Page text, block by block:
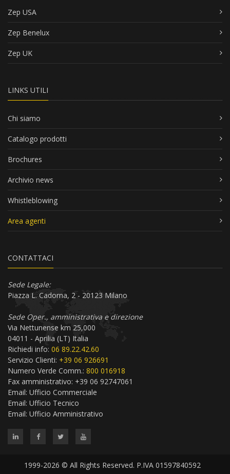
Zep USA
Zep Benelux
Zep UK
LINKS UTILI
Chi siamo
Catalogo prodotti
Brochures
Archivio news
Whistleblowing
Area agenti
CONTATTACI
Sede Legale:
Piazza L. Cadorna, 2 - 20123 Milano
Sede Oper., amministrativa e direzione
Via Nettunense km 25,000
04011 - Aprilia (LT) Italia
Richiedi info: 06 89.22.42.60
Servizio Clienti: +39 06 926691
Numero Verde Comm.: 800 016918
Fax amministrativo: +39 06 92747061
Email: Ufficio Commerciale
Email: Ufficio Tecnico
Email: Ufficio Amministrativo
1999-2026 © All Rights Reserved. P.IVA 01597840592